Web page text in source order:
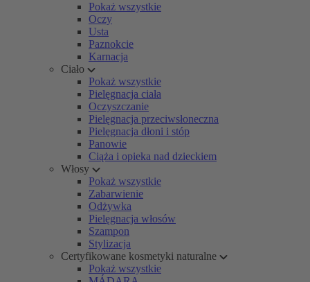
Pokaż wszystkie
Oczy
Usta
Paznokcie
Karnacja
Ciało
Pokaż wszystkie
Pielęgnacja ciała
Oczyszczanie
Pielęgnacja przeciwsłoneczna
Pielęgnacja dłoni i stóp
Panowie
Ciąża i opieka nad dzieckiem
Włosy
Pokaż wszystkie
Zabarwienie
Odżywka
Pielęgnacja włosów
Szampon
Stylizacja
Certyfikowane kosmetyki naturalne
Pokaż wszystkie